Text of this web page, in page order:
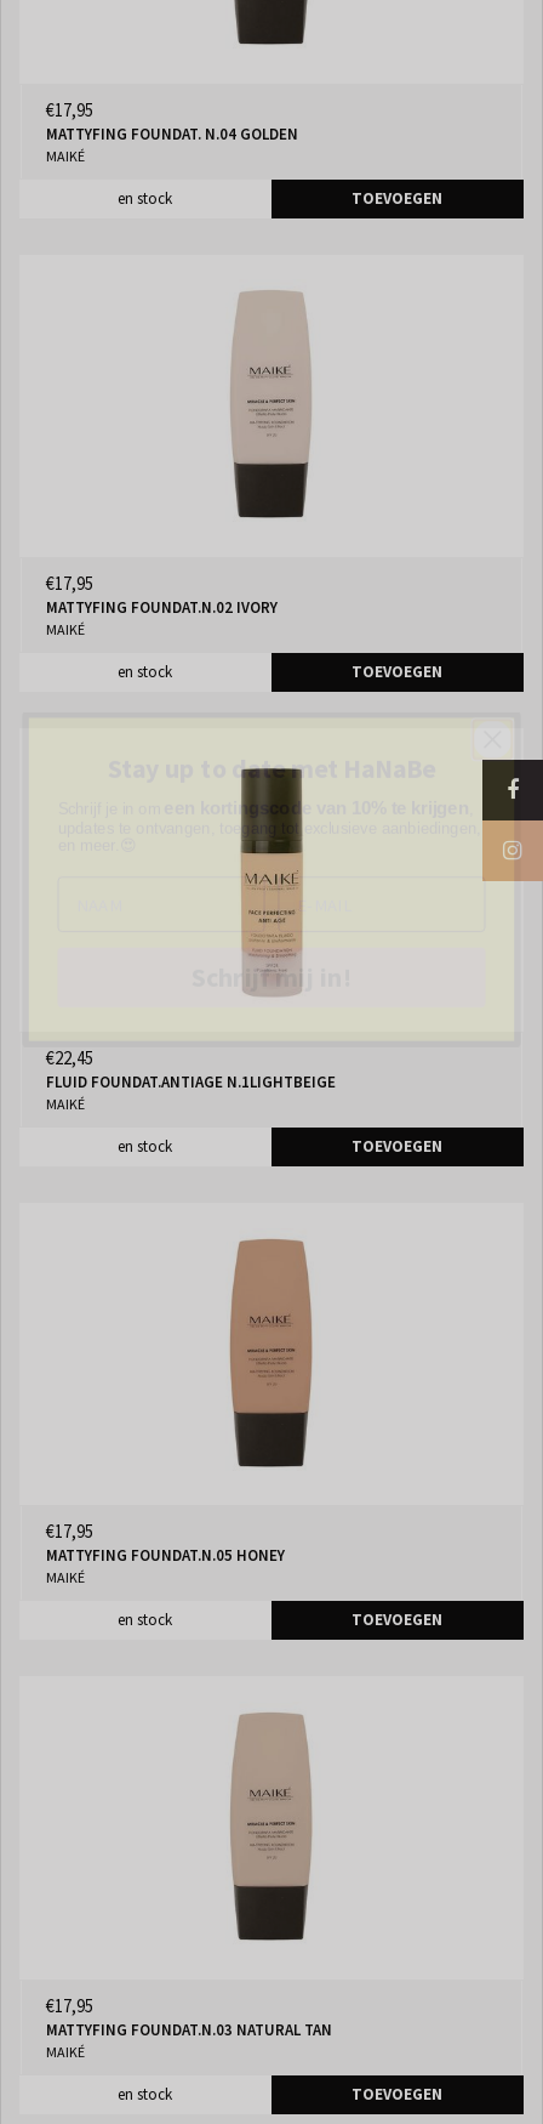
€17,95
MATTYFING FOUNDAT. N.04 GOLDEN
MAIKÉ
en stock TOEVOEGEN
€17,95
MATTYFING FOUNDAT.N.02 IVORY
MAIKÉ
en stock TOEVOEGEN
€22,45
FLUID FOUNDAT.ANTIAGE N.1LIGHTBEIGE
MAIKÉ
en stock TOEVOEGEN
€17,95
MATTYFING FOUNDAT.N.05 HONEY
MAIKÉ
en stock TOEVOEGEN
€17,95
MATTYFING FOUNDAT.N.03 NATURAL TAN
MAIKÉ
en stock TOEVOEGEN
Schrijf mij in!